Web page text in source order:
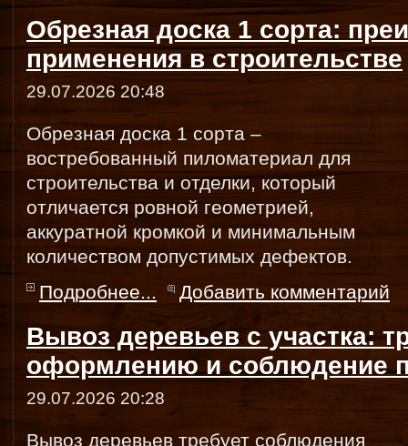
Обрезная доска 1 сорта:
применения в строительстве
29.07.2026 20:48
Обрезная доска 1 сорта –
востребованный пиломатериал для
строительства и отделки, который
отличается ровной геометрией,
аккуратной кромкой и минимальным
количеством допустимых дефектов.
Подробнее...
Добавить комментарий
Вывоз деревьев с участка:
оформлению и соблюдение
29.07.2026 20:28
Вывоз деревьев требует соблюдения